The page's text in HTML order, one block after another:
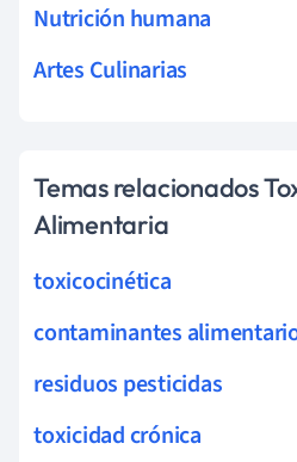
Nutrición humana
Artes Culinarias
Temas relacionados
Alimentaria
toxicocinética
contaminantes
residuos pesticidas
toxicidad crónica